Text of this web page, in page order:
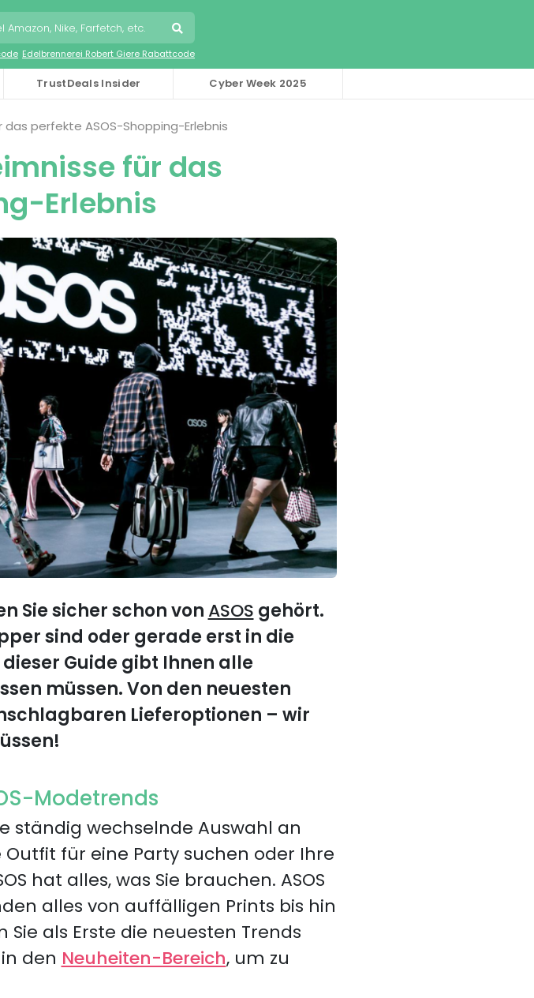
Edelbrennerei Robert Giere Rabattcode
TrustDeals Insider Cyber Week 2025
perfekte ASOS-Shopping-Erlebnis
für das
Erlebnis
Sie sicher schon von ASOS gehört.
sind oder gerade erst in die
Guide gibt Ihnen alle
müssen. Von den neuesten
Lieferoptionen – wir
Modetrends
ständig wechselnde Auswahl an
Outfit für eine Party suchen oder Ihre
hat alles, was Sie brauchen. ASOS
alles von auffälligen Prints bis hin
als Erste die neuesten Trends
den Neuheiten-Bereich, um zu